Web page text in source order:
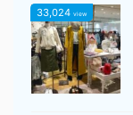
33,024 view